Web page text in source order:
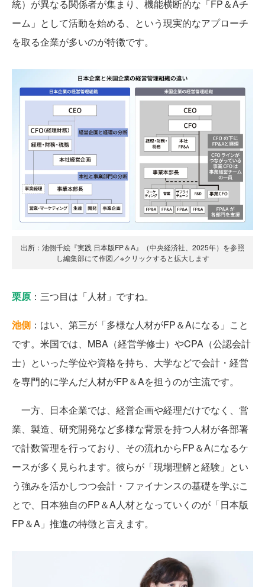
統）が異なる関係者が集まり、機能横断的な「FP＆Aチ
ーム」として活動を始める、という現実的なアプローチ
を取る企業が多いのが特徴です。
出所：池側千絵『実践 日本版FP＆A』（中央経済社、2025年）を参照
し編集部にて作図／※クリックすると拡大します
栗原 ：三つ目は「人材」ですね。
池側 ：はい、第三が「多様な人材がFP＆Aになる」こと
です。米国では、MBA（経営学修士）やCPA（公認会計
士）といった学位や資格を持ち、大学などで会計・経営
を専門的に学んだ人材がFP＆Aを担うのが主流です。
一方、日本企業では、経営企画や経理だけでなく、営
業、製造、研究開発など多様な背景を持つ人材が各部署
で計数管理を行っており、その流れからFP＆Aになるケ
ースが多く見られます。彼らが「現場理解と経験」とい
う強みを活かしつつ会計・ファイナンスの基礎を学ぶこ
とで、日本独自のFP＆A人材となっていくのが「日本版
FP＆A」推進の特徴と言えます。